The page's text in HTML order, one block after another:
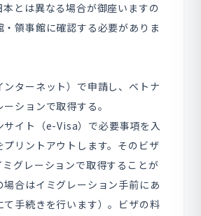
とは異なる場合が御座いますの
・領事館に確認する必要がありま
ターネット）で申請し、ベトナ
ションで取得する。
サイト（e-Visa）で必要事項を入
プリントアウトします。そのビザ
グレーションで取得することが
場合はイミグレーション手前にあ
て手続きを行います）。ビザの料